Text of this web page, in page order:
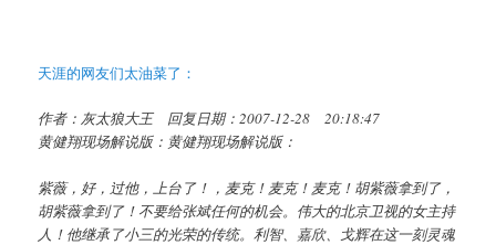
天涯的网友们太油菜了：
作者：灰太狼大王 回复日期：2007-12-28 20:18:47
黄健翔现场解说版：黄健翔现场解说版：
紫薇，好，过他，上台了！，麦克！麦克！麦克！胡紫薇拿到了，
胡紫薇拿到了！不要给张斌任何的机会。伟大的北京卫视的女主持
人！他继承了小三的光荣的传统。利智、嘉欣、戈辉在这一刻灵魂